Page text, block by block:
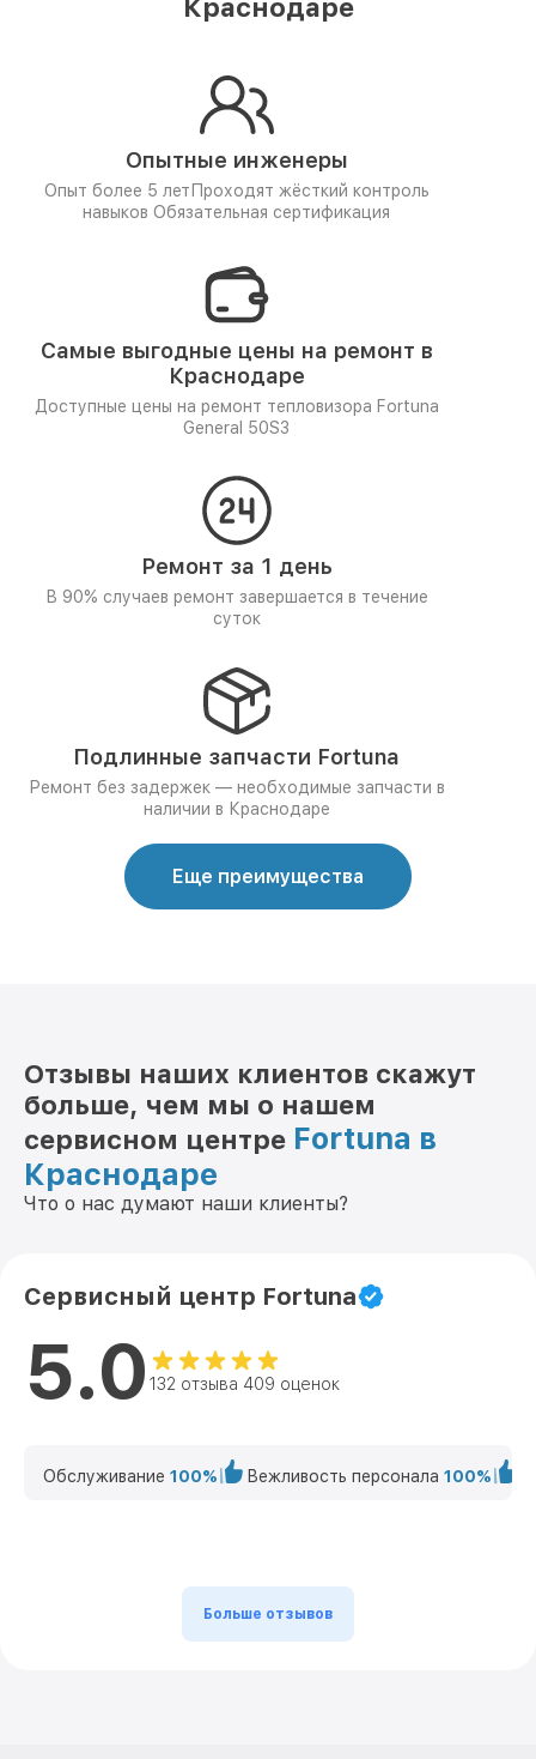
Краснодаре
Опытные инженеры
Опыт более 5 лет Проходят жёсткий контроль
навыков Обязательная сертификация
Самые выгодные цены на ремонт в
Краснодаре
Доступные цены на ремонт тепловизора Fortuna
General 50S3
Ремонт за 1 день
В 90% случаев ремонт завершается в течение
суток
Подлинные запчасти Fortuna
Ремонт без задержек — необходимые запчасти в
наличии в Краснодаре
Еще преимущества
Отзывы наших клиентов скажут
больше, чем мы о нашем
сервисном центре Fortuna в
Краснодаре
Что о нас думают наши клиенты?
Сервисный центр Fortuna
5.0 132 отзыва 409 оценок
Обслуживание 100% Вежливость персонала 100%
Больше отзывов